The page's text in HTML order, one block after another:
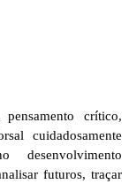
crítico,
cuidadosamente
futuros, traçar